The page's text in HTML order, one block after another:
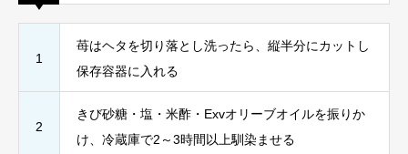
1
苺はヘタを切り落とし洗ったら、縦半分にカットし
保存容器に入れる
2
きび砂糖・塩・米酢・Exvオリーブオイルを振りか
け、冷蔵庫で2～3時間以上馴染ませる